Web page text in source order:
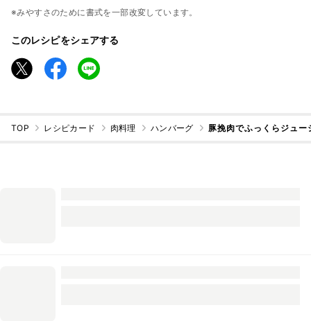
※みやすさのために書式を一部改変しています。
このレシピをシェアする
TOP レシピカード 肉料理 ハンバーグ 豚挽肉でふっくらジュ